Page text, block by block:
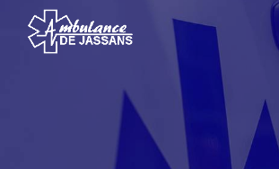
Panneau de gestion des cookies